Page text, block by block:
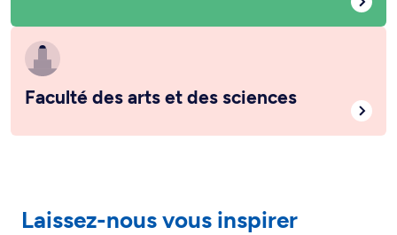
Faculté des arts et des sciences
Laissez-nous vous inspirer